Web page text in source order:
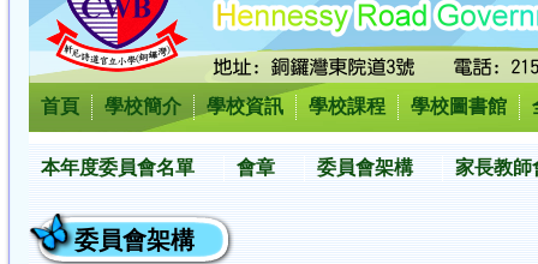
首頁 學校簡介 學校資訊 學校課程 學校圖書館
本年度委員會名單 會章 委員會架構 家長教師
委員會架構